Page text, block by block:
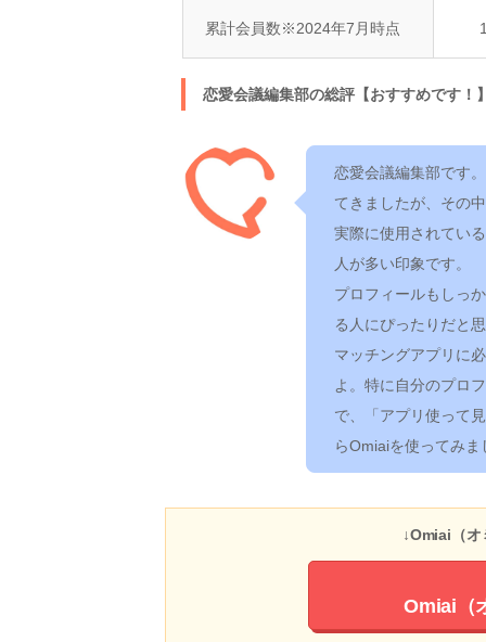
累計会員数※2024年7月時点
恋愛会議編集部の総評【おすすめです！
恋愛会議編集部です
てきましたが、その
実際に使用されてい
人が多い印象です。
プロフィールもしっ
る人にぴったりだと
マッチングアプリに
よ。特に自分のプロ
で、「アプリ使って
らOmiaiを使ってみま
↓Omiai（オ
Omiai（